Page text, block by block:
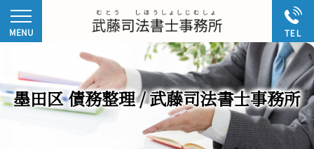
墨田区 債務整理 / 武藤司法書士事務所